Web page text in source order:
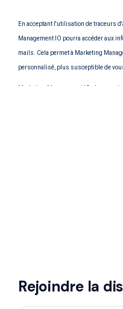
Rejoindre la